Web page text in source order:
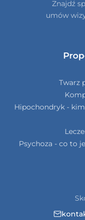
Znajdź
umów
Twarz
Hipochondryk -
Psychoza - co to